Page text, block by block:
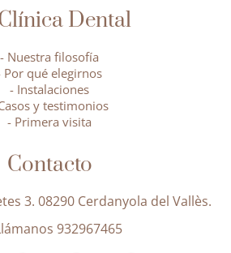
Dental
- Nuestra filosofía
Por qué elegirnos
- Instalaciones
y testimonios
- Primera visita
Contacto
3. 08290 Cerdanyola del Vallès.
932967465